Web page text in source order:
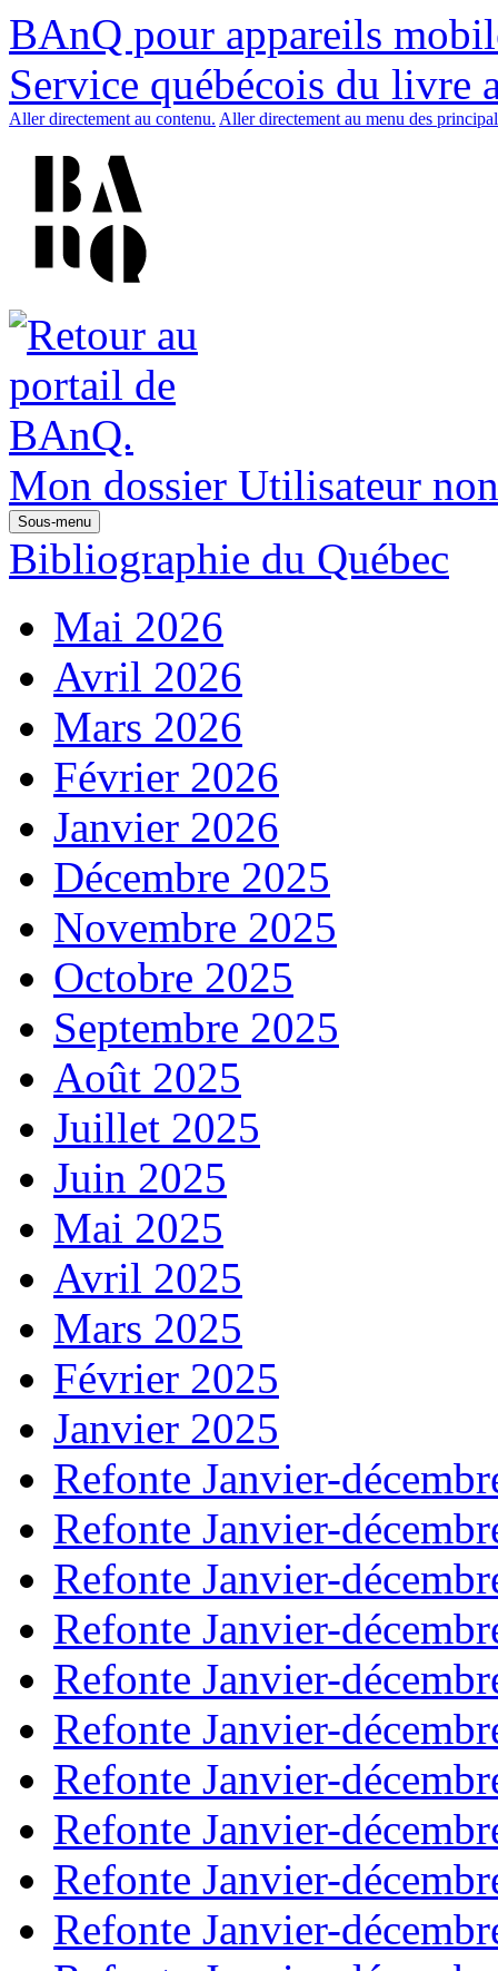
BAnQ pour appareils
Service québécois du livre
Aller directement au contenu. Aller directement au menu des
Mon dossier Utilisateur
Sous-menu
Bibliographie du Québec
Mai 2026
Avril 2026
Mars 2026
Février 2026
Janvier 2026
Décembre 2025
Novembre 2025
Octobre 2025
Septembre 2025
Août 2025
Juillet 2025
Juin 2025
Mai 2025
Avril 2025
Mars 2025
Février 2025
Janvier 2025
Refonte Janvier-
Refonte Janvier-
Refonte Janvier-
Refonte Janvier-
Refonte Janvier-
Refonte Janvier-
Refonte Janvier-
Refonte Janvier-
Refonte Janvier-
Refonte Janvier-